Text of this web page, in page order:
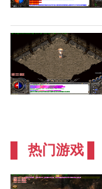
热门游戏